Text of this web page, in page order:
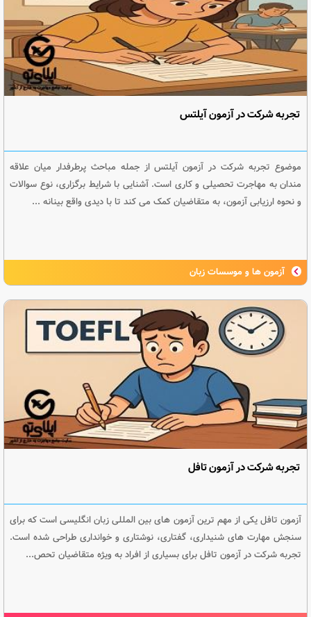
تجربه شرکت در آزمون آیلتس
موضوع تجربه شرکت در آزمون آیلتس از جمله مباحث پرطرفدار میان علاقه
مندان به مهاجرت تحصیلی و کاری است. آشنایی با شرایط برگزاری، نوع سوالات
و نحوه ارزیابی آزمون، به متقاضیان کمک می کند تا با دیدی واقع بینانه ...
آزمون ها و موسسات زبان
تجربه شرکت در آزمون تافل
آزمون تافل یکی از مهم ترین آزمون های بین المللی زبان انگلیسی است که برای
سنجش مهارت های شنیداری، گفتاری، نوشتاری و خوانداری طراحی شده است.
تجربه شرکت در آزمون تافل برای بسیاری از افراد به ویژه متقاضیان تحص...